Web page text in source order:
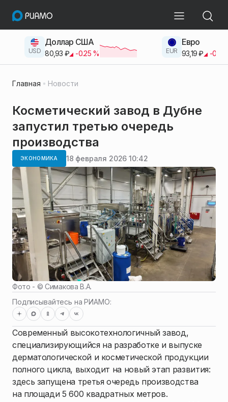
USD
Доллар США
80,93 ₽ -0.25% EUR
Евро
93,19 ₽ -0.42
Главная Новости
Косметический завод в Дубне
запустил третью очередь
производства
ЭКОНОМИКА 18 февраля 2026 10:42
Фото - ©Симакова В.А.
Подписывайтесь на РИАМО:
Современный высокотехнологичный завод,
специализирующийся на разработке и выпуске
дерматологической и косметической продукции
полного цикла, выходит на новый этап развития:
здесь запущена третья очередь производства
на площади 5 600 квадратных метров.